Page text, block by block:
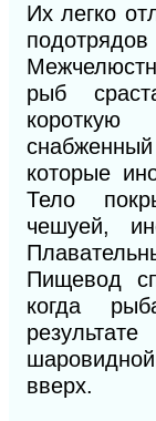
Их легко
рыб
которые
Тело
чешуей,
Пищевод
когда
вверх.